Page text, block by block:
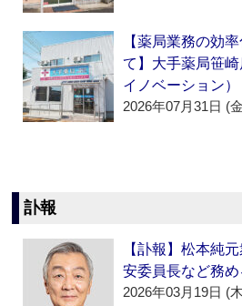
【薬局業務の効
て】大手薬局笹
イノベーション）
2026年07月31日 (
訃報
【訃報】松本純
安委員長など務め
2026年03月19日 (